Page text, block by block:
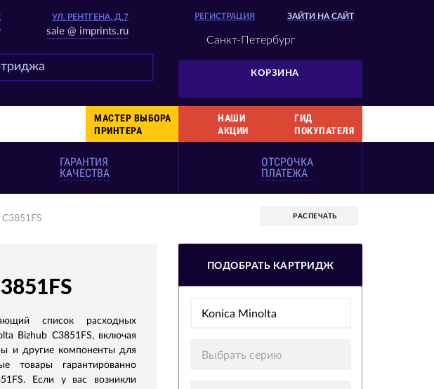
КОРЗИНА
РЕГИСТРАЦИЯ ЗАЙТИ НА САЙТ
Санкт-Петербург
УЛ. РЕНТГЕНА, Д.7
sale @ imprints.ru
НАШИ
АКЦИИ
ГИД
ПОКУПАТЕЛЯ
МАСТЕР ВЫБОРА
ПРИНТЕРА
ГАРАНТИЯ
КАЧЕСТВА
ОТСРОЧКА
ПЛАТЕЖА
список расходных
Bizhub C3851FS, включая
и другие компоненты для
товары гарантированно
Если у вас возникли
РАСПЕЧАТЬ
ПОДОБРАТЬ КАРТРИДЖ
Konica Minolta
Выбрать серию